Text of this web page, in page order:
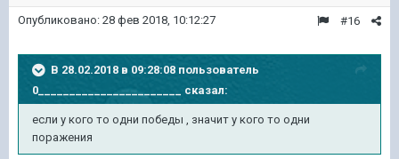
#16
Опубликовано: 28 фев 2018, 10:12:27
В 28.02.2018 в 09:28:08 пользователь
0_______________________ сказал:
если у кого то одни победы , значит у кого то одни
поражения